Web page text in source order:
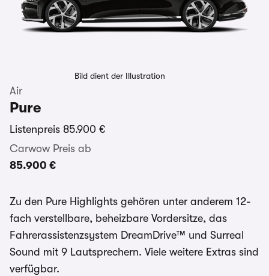
Bild dient der Illustration
Air
Pure
Listenpreis 85.900 €
Carwow Preis ab
85.900 €
Zu den Pure Highlights gehören unter anderem 12-
fach verstellbare, beheizbare Vordersitze, das
Fahrerassistenzsystem DreamDrive™ und Surreal
Sound mit 9 Lautsprechern. Viele weitere Extras sind
verfügbar.